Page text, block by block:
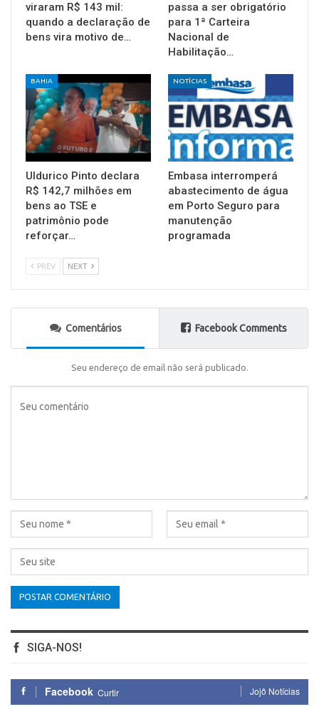
viraram R$ 143 mil:
quando a declaração de
bens vira motivo de…
passa a ser obrigatório
para 1ª Carteira
Nacional de
Habilitação…
BAHIA
Uldurico Pinto declara
R$ 142,7 milhões em
bens ao TSE e
patrimônio pode
reforçar…
NOTÍCIAS
Embasa interromperá
abastecimento de água
em Porto Seguro para
manutenção
programada
PREV NEXT
Comentários Facebook Comments
Seu endereço de email não será publicado.
SIGA-NOS!
Facebook Curtir Jojô Notícias